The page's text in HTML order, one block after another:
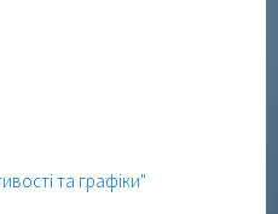
та графіки"